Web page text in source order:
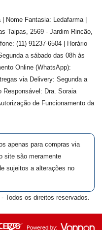
Nome Fantasia: Ledafarma |
Taipas, 2569 - Jardim Rincão,
(11) 91237-6504 | Horário
a sábado das 08h às
Online (WhatsApp):
via Delivery: Segunda a
Dra. Soraia
de Funcionamento da
apenas para compras via
site são meramente
sujeitos a alterações no
Todos os direitos reservados.